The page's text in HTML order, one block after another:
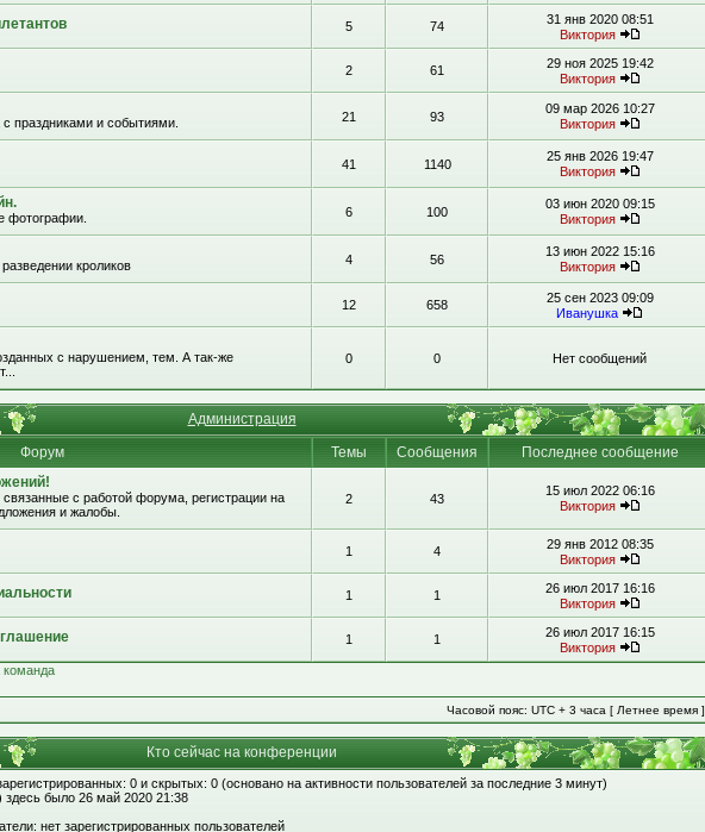
5 74
31 янв 2020 08:51
Виктория
2 61
29 ноя 2025 19:42
Виктория
праздниками и событиями. 21 93
09 мар 2026 10:27
Виктория
41 1140
25 янв 2026 19:47
Виктория
фотографии. 6 100
03 июн 2020 09:15
Виктория
кроликов 4 56
13 июн 2022 15:16
Виктория
12 658
25 сен 2023 09:09
Иванушка
с нарушением, тем. А так-же
0 0 Нет сообщений
Администрация
Форум
Темы Сообщения
Последнее сообщение
с работой форума, регистрации на
и жалобы.
2 43
15 июл 2022 06:16
Виктория
1 4
29 янв 2012 08:35
Виктория
1 1
26 июл 2017 16:16
Виктория
1 1
26 июл 2017 16:15
Виктория
Часовой пояс: UTC + 3 часа [ Летнее время ]
Кто сейчас на конференции
зарегистрированных: 0 и скрытых: 0 (основано на активности пользователей за последние 3 минут)
здесь было 26 май 2020 21:38
нет зарегистрированных пользователей